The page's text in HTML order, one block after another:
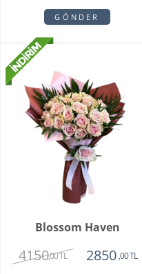
GÖNDER
Blossom Haven
4150,00 TL 2850 ,00 TL